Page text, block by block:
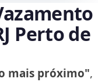
Perto de
mais próximo",